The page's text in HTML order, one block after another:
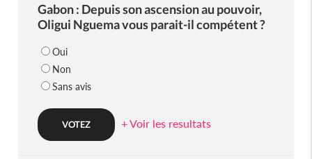
Gabon : Depuis son ascension au pouvoir,
Oligui Nguema vous parait-il compétent ?
Oui
Non
Sans avis
+ Voir les resultats